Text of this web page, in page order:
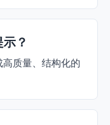
？
质量、结构化的